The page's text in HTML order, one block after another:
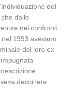
del
dalle
nei confronti
1993 avevano
del loro ex
decorrere